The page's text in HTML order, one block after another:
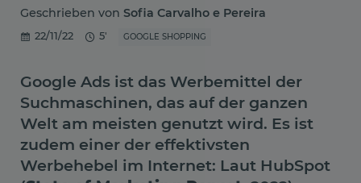
Geschrieben von Sofia Carvalho e Pereira
22/11/22 5' GOOGLE SHOPPING
Google Ads ist das Werbemittel der
Suchmaschinen, das auf der ganzen
Welt am meisten genutzt wird. Es ist
zudem einer der effektivsten
Werbehebel im Internet: Laut HubSpot